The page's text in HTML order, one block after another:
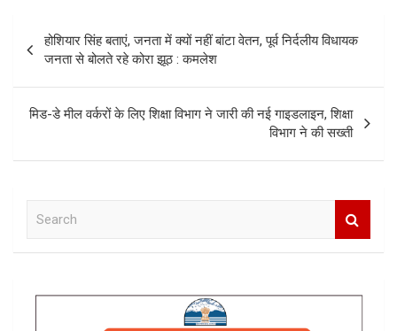
Post
navigation
होशियार सिंह बताएं, जनता में क्यों नहीं बांटा वेतन, पूर्व निर्दलीय विधायक
जनता से बोलते रहे कोरा झूठ : कमलेश
मिड-डे मील वर्करों के लिए शिक्षा विभाग ने जारी की नई गाइडलाइन, शिक्षा
विभाग ने की सख्ती